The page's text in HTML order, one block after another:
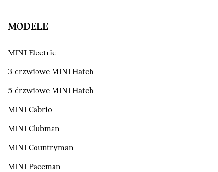
MODELE
MINI Electric
3-drzwiowe MINI Hatch
5-drzwiowe MINI Hatch
MINI Cabrio
MINI Clubman
MINI Countryman
MINI Paceman